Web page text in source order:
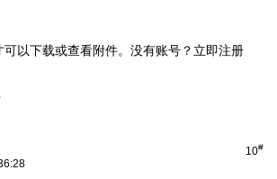
可以下载或查看附件。没有账号？ 立即注册
10#